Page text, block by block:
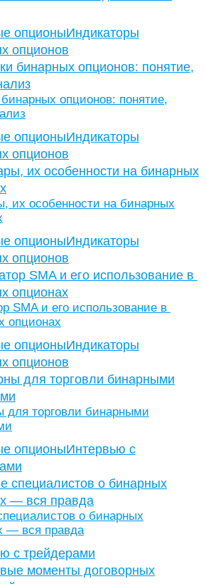
опционыИндикаторы
опционов
опционов: понятие,
опционыИндикаторы
опционов
их особенности на бинарных
опционыИндикаторы
опционов
SMA и его использование в
опционах
опционыИндикаторы
опционов
для торговли бинарными
опционыИнтервью с
о бинарных
— вся правда
с трейдерами